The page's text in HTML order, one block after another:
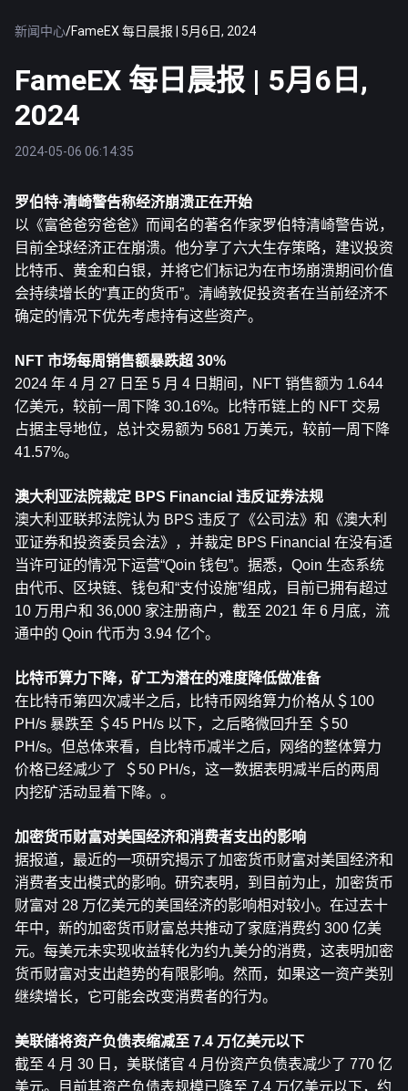
新闻中心/FameEX 每日晨报 | 5月6日, 2024
FameEX 每日晨报 | 5月6日,
2024
2024-05-06 06:14:35
罗伯特·清崎警告称经济崩溃正在开始
以《富爸爸穷爸爸》而闻名的著名作家罗伯特清崎警告说，
目前全球经济正在崩溃。他分享了六大生存策略，建议投资
比特币、黄金和白银，并将它们标记为在市场崩溃期间价值
会持续增长的“真正的货币”。清崎敦促投资者在当前经济不
确定的情况下优先考虑持有这些资产。
NFT 市场每周销售额暴跌超 30%
2024 年 4 月 27 日至 5 月 4 日期间，NFT 销售额为 1.644
亿美元，较前一周下降 30.16%。比特币链上的 NFT 交易
占据主导地位，总计交易额为 5681 万美元，较前一周下降
41.57%。
澳大利亚法院裁定 BPS Financial 违反证券法规
澳大利亚联邦法院认为 BPS 违反了《公司法》和《澳大利
亚证券和投资委员会法》，并裁定 BPS Financial 在没有适
当许可证的情况下运营“Qoin 钱包”。据悉，Qoin 生态系统
由代币、区块链、钱包和“支付设施”组成，目前已拥有超过
10 万用户和 36,000 家注册商户，截至 2021 年 6 月底，流
通中的 Qoin 代币为 3.94 亿个。
比特币算力下降，矿工为潜在的难度降低做准备
在比特币第四次减半之后，比特币网络算力价格从＄100
PH/s 暴跌至 ＄45 PH/s 以下，之后略微回升至 ＄50
PH/s。但总体来看，自比特币减半之后，网络的整体算力
价格已经减少了  ＄50 PH/s，这一数据表明减半后的两周
内挖矿活动显着下降。。
加密货币财富对美国经济和消费者支出的影响
据报道，最近的一项研究揭示了加密货币财富对美国经济和
消费者支出模式的影响。研究表明，到目前为止，加密货币
财富对 28 万亿美元的美国经济的影响相对较小。在过去十
年中，新的加密货币财富总共推动了家庭消费约 300 亿美
元。每美元未实现收益转化为约九美分的消费，这表明加密
货币财富对支出趋势的有限影响。然而，如果这一资产类别
继续增长，它可能会改变消费者的行为。
美联储将资产负债表缩减至 7.4 万亿美元以下
截至 4 月 30 日，美联储官 4 月份资产负债表减少了 770 亿
美元。目前其资产负债表规模已降至 7.4 万亿美元以下，约